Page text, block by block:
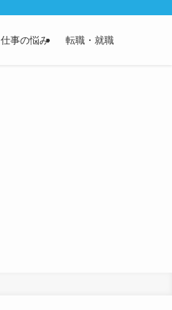
仕事の悩み 転職・就職